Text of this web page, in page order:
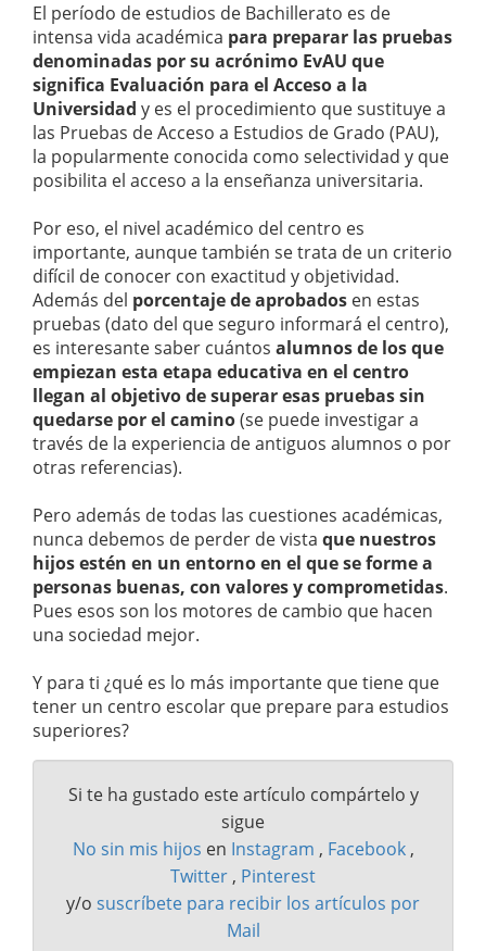
El período de estudios de Bachillerato es de
intensa vida académica para preparar las pruebas
denominadas por su acrónimo EvAU que
significa Evaluación para el Acceso a la
Universidad y es el procedimiento que sustituye a
las Pruebas de Acceso a Estudios de Grado (PAU),
la popularmente conocida como selectividad y que
posibilita el acceso a la enseñanza universitaria.
Por eso, el nivel académico del centro es
importante, aunque también se trata de un criterio
difícil de conocer con exactitud y objetividad.
Además del porcentaje de aprobados en estas
pruebas (dato del que seguro informará el centro),
es interesante saber cuántos alumnos de los que
empiezan esta etapa educativa en el centro
llegan al objetivo de superar esas pruebas sin
quedarse por el camino(se puede investigar a
través de la experiencia de antiguos alumnos o por
otras referencias).
Pero además de todas las cuestiones académicas,
nunca debemos de perder de vista que nuestros
hijos estén en un entorno en el que se forme a
personas buenas, con valores y comprometidas.
Pues esos son los motores de cambio que hacen
una sociedad mejor.
Y para ti ¿qué es lo más importante que tiene que
tener un centro escolar que prepare para estudios
superiores?
Si te ha gustado este artículo compártelo y
sigue
No sin mis hijos en Instagram , Facebook ,
Twitter , Pinterest
y/o suscríbete para recibir los artículos por
Mail